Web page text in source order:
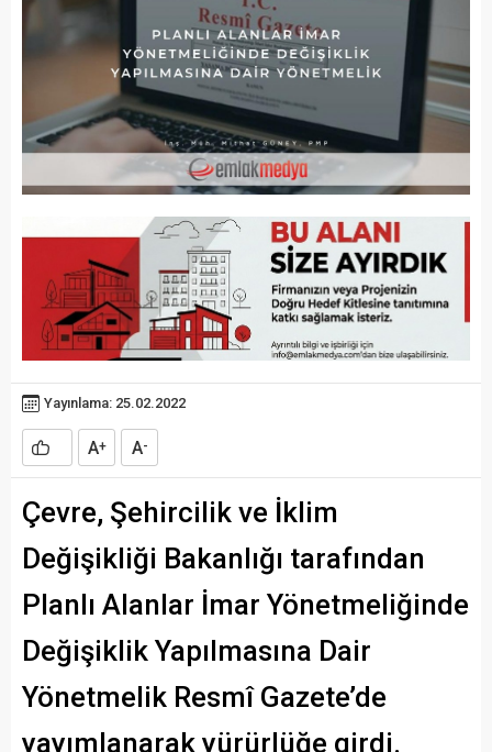
Yayınlama: 25.02.2022
A+ A-
Çevre, Şehircilik ve İklim
Değişikliği Bakanlığı tarafından
Planlı Alanlar İmar Yönetmeliğinde
Değişiklik Yapılmasına Dair
Yönetmelik Resmî Gazete’de
yayımlanarak yürürlüğe girdi.